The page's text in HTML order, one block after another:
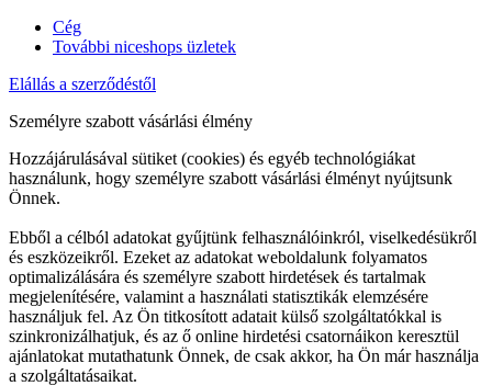
Cég
További niceshops üzletek
Elállás a szerződéstől
Személyre szabott vásárlási élmény
Hozzájárulásával sütiket (cookies) és egyéb technológiákat
használunk, hogy személyre szabott vásárlási élményt nyújtsunk
Önnek.
Ebből a célból adatokat gyűjtünk felhasználóinkról, viselkedésükről
és eszközeikről. Ezeket az adatokat weboldalunk folyamatos
optimalizálására és személyre szabott hirdetések és tartalmak
megjelenítésére, valamint a használati statisztikák elemzésére
használjuk fel. Az Ön titkosított adatait külső szolgáltatókkal is
szinkronizálhatjuk, és az ő online hirdetési csatornáikon keresztül
ajánlatokat mutathatunk Önnek, de csak akkor, ha Ön már használja
a szolgáltatásaikat.